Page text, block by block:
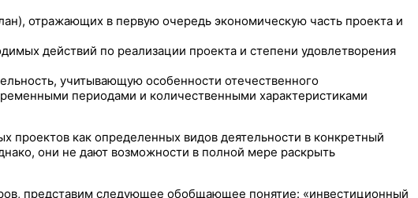
отражающих в первую очередь экономическую часть проекта и
действий по реализации проекта и степени удовлетворения
учитывающую особенности отечественного
периодами и количественными характеристиками
как определенных видов деятельности в конкретный
они не дают возможности в полной мере раскрыть
представим следующее обобщающее понятие: «инвестиционный